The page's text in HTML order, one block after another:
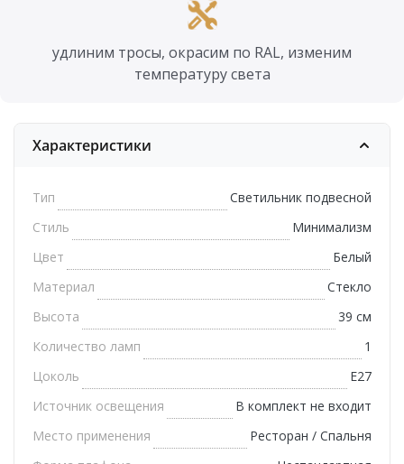
удлиним тросы, окрасим по RAL, изменим
температуру света
Характеристики
Тип
Светильник подвесной
Стиль
Минимализм
Цвет
Белый
Материал
Стекло
Высота
39 см
Количество ламп
1
Цоколь
E27
Источник освещения
В комплект не входит
Место применения
Ресторан / Спальня